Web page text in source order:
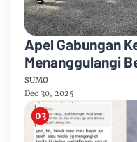
Apel Gabungan
Menanggulangi
Bengkalis
SUMO
Dec 30, 2025